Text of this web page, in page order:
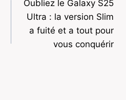
Oubliez le Galaxy S25
Ultra : la version Slim
a fuité et a tout pour
vous conquérir